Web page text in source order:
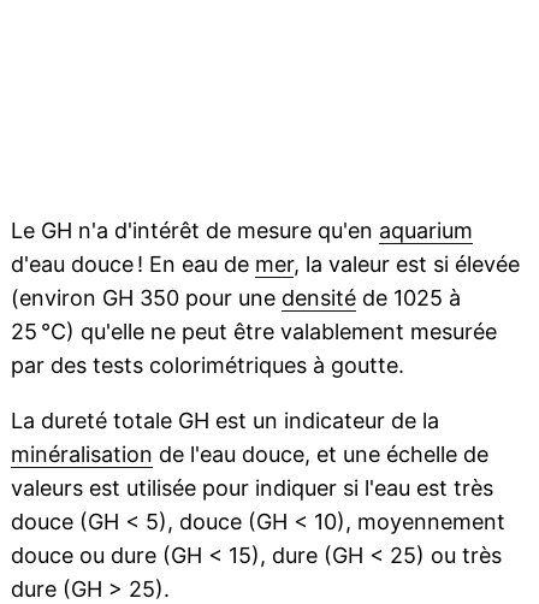
Le GH n'a d'intérêt de mesure qu'en aquarium
d'eau douce ! En eau de mer, la valeur est si élevée
(environ GH 350 pour une densitéde 1025 à
25 °C) qu'elle ne peut être valablement mesurée
par des tests colorimétriques à goutte.
La dureté totale GH est un indicateur de la
minéralisation de l'eau douce, et une échelle de
valeurs est utilisée pour indiquer si l'eau est très
douce (GH < 5), douce (GH < 10), moyennement
douce ou dure (GH < 15), dure (GH < 25) ou très
dure (GH > 25).